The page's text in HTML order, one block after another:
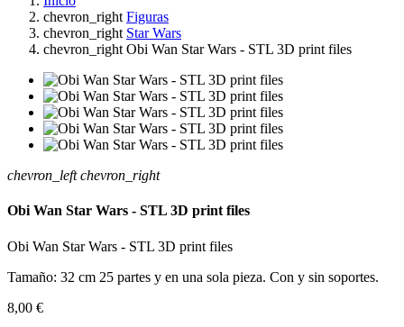
chevron_right Figuras
chevron_right Star Wars
chevron_right Obi Wan Star Wars - STL 3D print files
chevron_left chevron_right
Obi Wan Star Wars - STL 3D print files
Obi Wan Star Wars - STL 3D print files
Tamaño: 32 cm 25 partes y en una sola pieza. Con y sin soportes.
8,00 €